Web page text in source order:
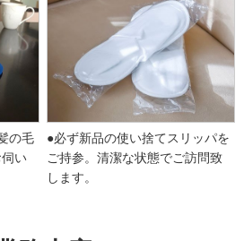
の毛
い
●必ず新品の使い捨てスリッパを
ご持参。清潔な状態でご訪問致
します。